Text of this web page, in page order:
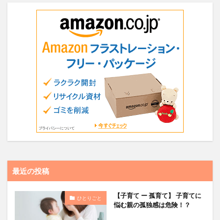
最近の投稿
ひとりごと
【子育て ー 孤育て】 子育てに
悩む親の孤独感は危険！？